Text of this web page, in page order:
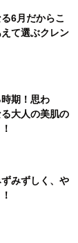
6月だからこ
て選ぶクレン
期！思わ
大人の美肌の
みずしく、や